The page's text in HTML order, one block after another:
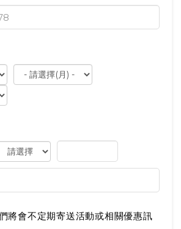
將會不定期寄送活動或相關優惠訊